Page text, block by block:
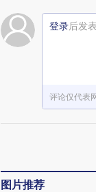
登录后发
评论仅代表
图片推荐